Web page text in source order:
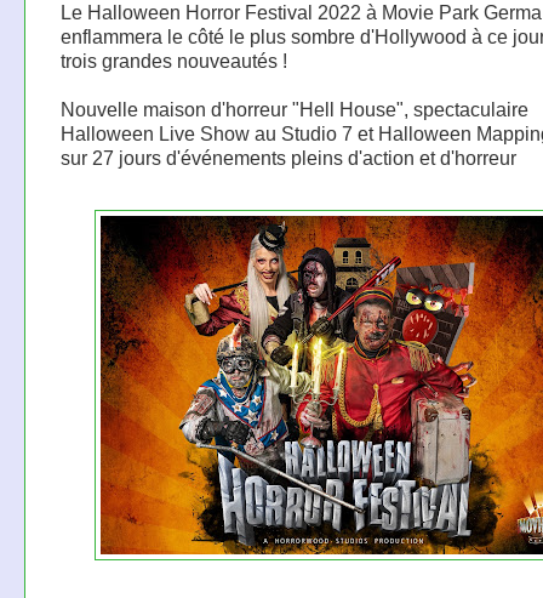
Le Halloween Horror Festival 2022 à Movie Park
enflammera le côté le plus sombre d'Hollywood à ce
trois grandes nouveautés !
Nouvelle maison d'horreur "Hell House", spectaculaire
Halloween Live Show au Studio 7 et Halloween
sur 27 jours d'événements pleins d'action et d'horreur